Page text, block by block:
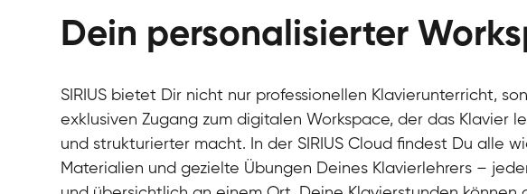
Dein personalisierter
SIRIUS bietet Dir nicht nur professionellen Klavierunterricht,
exklusiven Zugang zum digitalen Workspace, der das Klavier
und strukturierter macht. In der SIRIUS Cloud findest Du alle
Materialien und gezielte Übungen Deines Klavierlehrers –